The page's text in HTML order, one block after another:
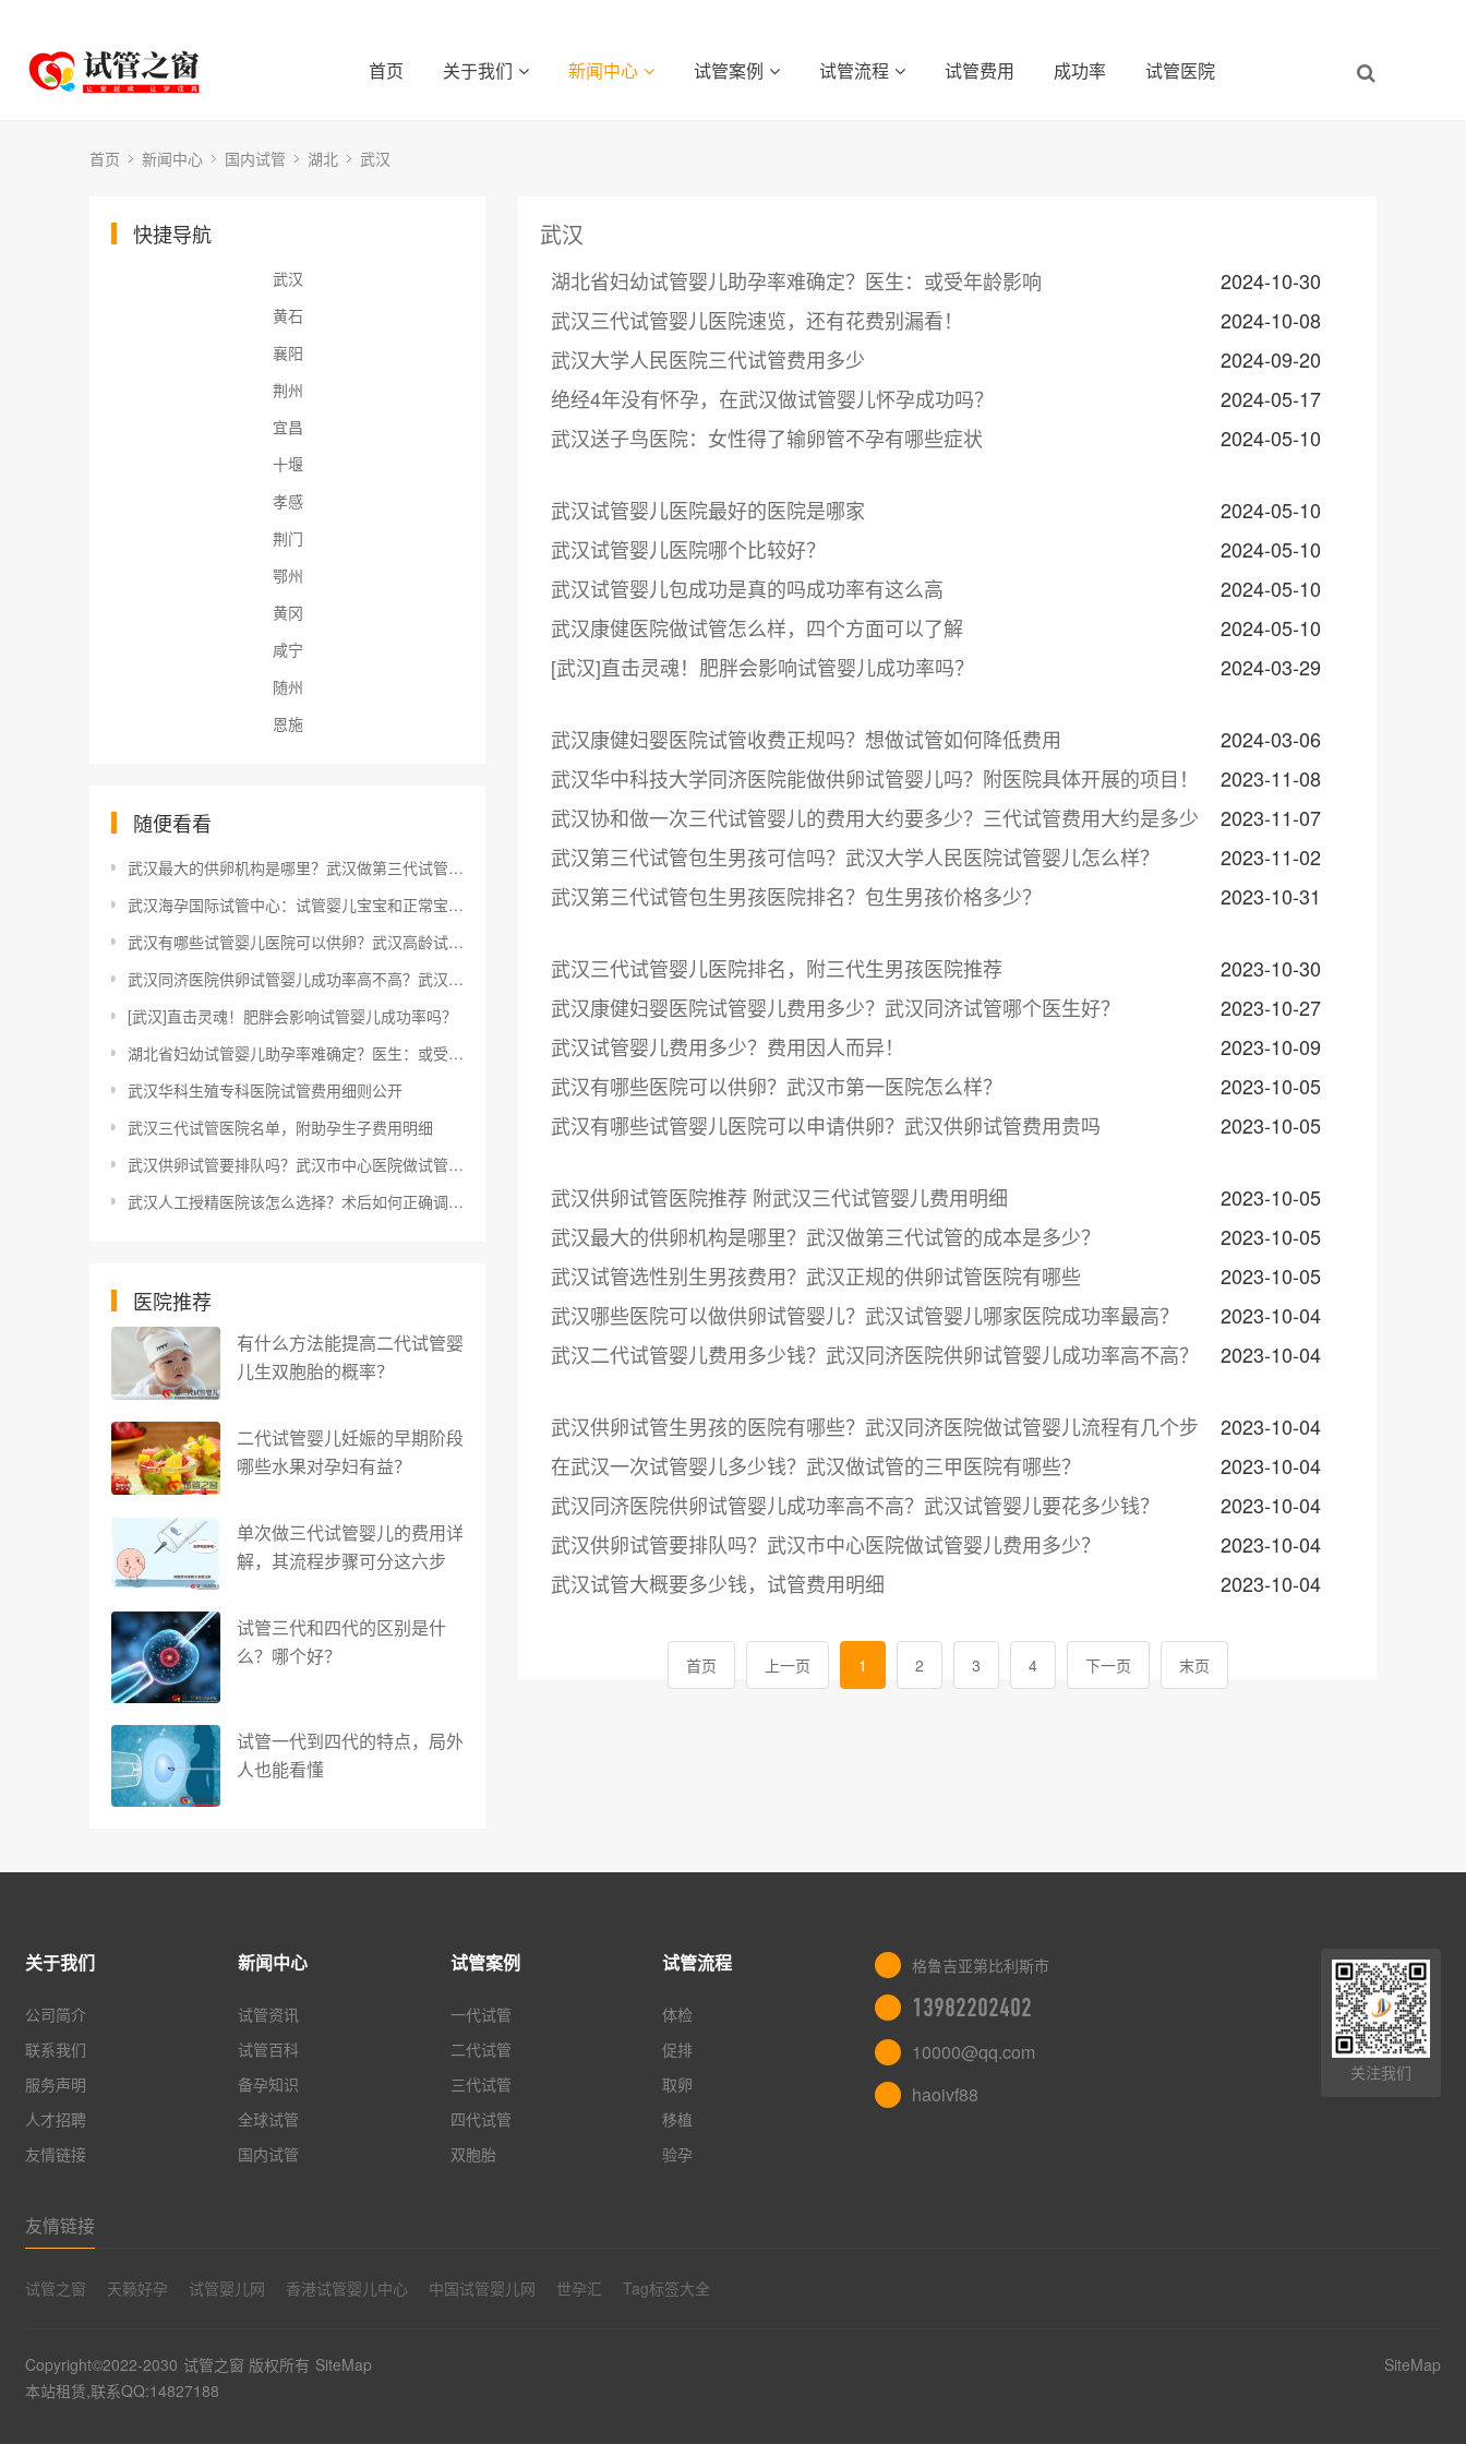
首页 关于我们 新闻中心 试管案例 试管流程 试管费用 成功率 试管医院
首页 新闻中心 国内试管 湖北 武汉
快捷导航
武汉
黄石
襄阳
荆州
宜昌
十堰
孝感
荆门
鄂州
黄冈
咸宁
随州
恩施
随便看看
武汉最大的供卵机构是哪里？武汉做第三代试管的成本是多少？
武汉海孕国际试管中心：试管婴儿宝宝和正常宝宝无差距！
武汉有哪些试管婴儿医院可以供卵？武汉高龄试管婴儿费用是多少包含哪些项目？
武汉同济医院供卵试管婴儿成功率高不高？武汉试管婴儿要花多少钱？
[武汉]直击灵魂！肥胖会影响试管婴儿成功率吗？
湖北省妇幼试管婴儿助孕率难确定？医生：或受年龄影响
武汉华科生殖专科医院试管费用细则公开
武汉三代试管医院名单，附助孕生子费用明细
武汉供卵试管要排队吗？武汉市中心医院做试管婴儿费用多少？
武汉人工授精医院该怎么选择？术后如何正确调养身体
医院推荐
有什么方法能提高二代试管婴
儿生双胞胎的概率？
二代试管婴儿妊娠的早期阶段
哪些水果对孕妇有益？
单次做三代试管婴儿的费用详
解，其流程步骤可分这六步
试管三代和四代的区别是什
么？哪个好？
试管一代到四代的特点，局外
人也能看懂
武汉
湖北省妇幼试管婴儿助孕率难确定？医生：或受年龄影响
2024-10-30
武汉三代试管婴儿医院速览，还有花费别漏看！
2024-10-08
武汉大学人民医院三代试管费用多少
2024-09-20
绝经4年没有怀孕，在武汉做试管婴儿怀孕成功吗？
2024-05-17
武汉送子鸟医院：女性得了输卵管不孕有哪些症状
2024-05-10
武汉试管婴儿医院最好的医院是哪家
2024-05-10
武汉试管婴儿医院哪个比较好？
2024-05-10
武汉试管婴儿包成功是真的吗成功率有这么高
2024-05-10
武汉康健医院做试管怎么样，四个方面可以了解
2024-05-10
[武汉]直击灵魂！肥胖会影响试管婴儿成功率吗？
2024-03-29
武汉康健妇婴医院试管收费正规吗？想做试管如何降低费用
2024-03-06
武汉华中科技大学同济医院能做供卵试管婴儿吗？附医院具体开展的项目！
2023-11-08
武汉协和做一次三代试管婴儿的费用大约要多少？三代试管费用大约是多少
2023-11-07
武汉第三代试管包生男孩可信吗？武汉大学人民医院试管婴儿怎么样？
2023-11-02
武汉第三代试管包生男孩医院排名？包生男孩价格多少？
2023-10-31
武汉三代试管婴儿医院排名，附三代生男孩医院推荐
2023-10-30
武汉康健妇婴医院试管婴儿费用多少？武汉同济试管哪个医生好？
2023-10-27
武汉试管婴儿费用多少？费用因人而异！
2023-10-09
武汉有哪些医院可以供卵？武汉市第一医院怎么样？
2023-10-05
武汉有哪些试管婴儿医院可以申请供卵？武汉供卵试管费用贵吗
2023-10-05
武汉供卵试管医院推荐 附武汉三代试管婴儿费用明细
2023-10-05
武汉最大的供卵机构是哪里？武汉做第三代试管的成本是多少？
2023-10-05
武汉试管选性别生男孩费用？武汉正规的供卵试管医院有哪些
2023-10-05
武汉哪些医院可以做供卵试管婴儿？武汉试管婴儿哪家医院成功率最高？
2023-10-04
武汉二代试管婴儿费用多少钱？武汉同济医院供卵试管婴儿成功率高不高？
2023-10-04
武汉供卵试管生男孩的医院有哪些？武汉同济医院做试管婴儿流程有几个步
2023-10-04
在武汉一次试管婴儿多少钱？武汉做试管的三甲医院有哪些？
2023-10-04
武汉同济医院供卵试管婴儿成功率高不高？武汉试管婴儿要花多少钱？
2023-10-04
武汉供卵试管要排队吗？武汉市中心医院做试管婴儿费用多少？
2023-10-04
武汉试管大概要多少钱，试管费用明细
2023-10-04
首页 上一页 1 2 3 4 下一页 末页
关于我们
公司简介
联系我们
服务声明
人才招聘
友情链接
新闻中心
试管资讯
试管百科
备孕知识
全球试管
国内试管
试管案例
一代试管
二代试管
三代试管
四代试管
双胞胎
试管流程
体检
促排
取卵
移植
验孕
格鲁吉亚第比利斯市
13982202402
10000@qq.com
haoivf88
关注我们
友情链接
试管之窗 天籁好孕 试管婴儿网 香港试管婴儿中心 中国试管婴儿网 世孕汇 Tag标签大全
Copyright©2022-2030 试管之窗 版权所有 SiteMap
本站租赁,联系QQ:14827188
SiteMap